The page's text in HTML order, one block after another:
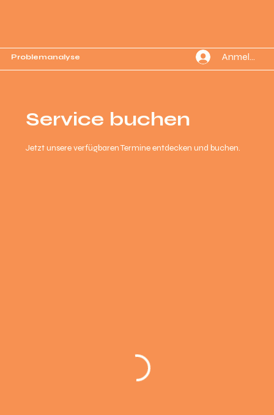
Problemanalyse Anmelden
Service buchen
Jetzt unsere verfügbaren Termine entdecken und buchen.